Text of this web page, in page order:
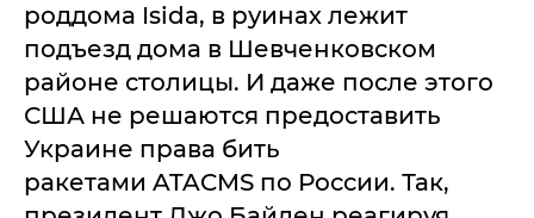
роддома Isida, в руинах лежит
подъезд дома в Шевченковском
районе столицы. И даже после этого
США не решаются предоставить
Украине права бить
ракетами ATACMS по России. Так,